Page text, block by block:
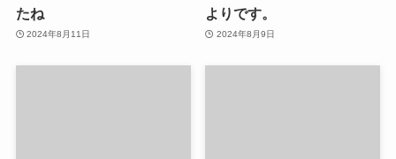
たね
2024年8月11日
よりです。
2024年8月9日